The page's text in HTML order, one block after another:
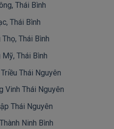
Thái Bình
Thái Bình
Thái Bình
Thái Bình
Thái Nguyên
Vinh Thái Nguyên
Thái Nguyên
Ninh Bình